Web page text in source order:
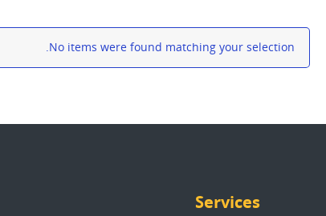
No items were found matching your selection.
Services